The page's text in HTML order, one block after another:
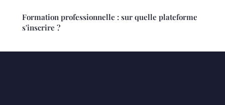
Formation professionnelle : sur quelle plateforme
s'inscrire ?